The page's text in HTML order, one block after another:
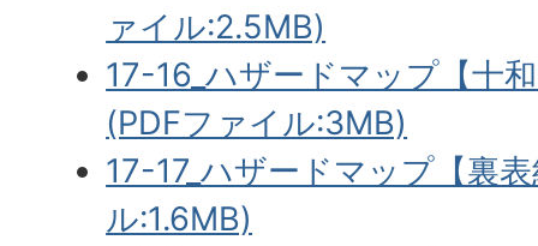
ァイル:2.5MB)
17-16_ハザードマップ【十
(PDFファイル:3MB)
17-17_ハザードマップ【裏
ル:1.6MB)